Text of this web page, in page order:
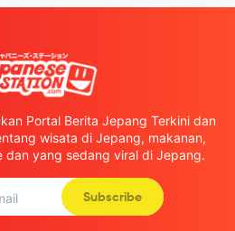
Portal Berita Jepang Terkini dan
wisata di Jepang, makanan,
yang sedang viral di Jepang.
Subscribe